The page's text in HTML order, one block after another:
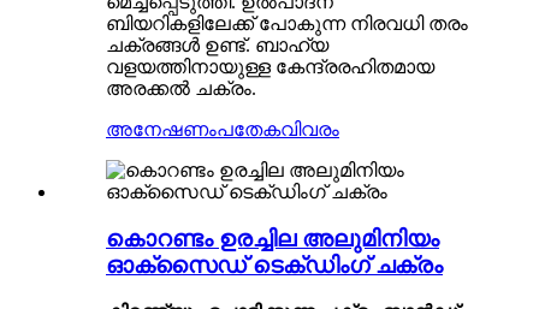
ബിയറികളിലേക്ക് പോകുന്ന നിരവധി തരം
ചക്രങ്ങൾ ഉണ്ട്. ബാഹ്യ
വളയത്തിനായുള്ള കേന്ദ്രരഹിതമായ
അരക്കൽ ചക്രം.
അനേഷണംപതേകവിവരം
കൊറണ്ടം ഉരച്ചില അലുമിനിയം
ഓക്സൈഡ് ടെക്ഡിംഗ് ചക്രം